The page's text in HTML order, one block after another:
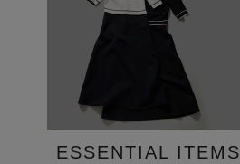
ESSENTIAL ITEMS